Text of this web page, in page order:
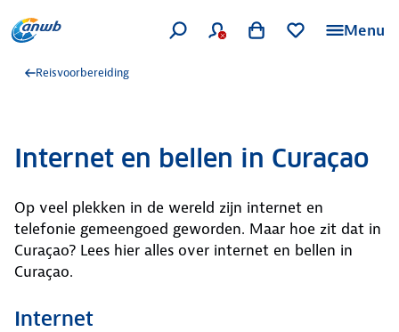
Menu
Reisvoorbereiding
Internet en bellen in Curaçao
Op veel plekken in de wereld zijn internet en
telefonie gemeengoed geworden. Maar hoe zit dat in
Curaçao? Lees hier alles over internet en bellen in
Curaçao.
Internet